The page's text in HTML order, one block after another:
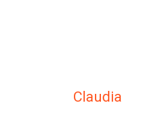
Claudia